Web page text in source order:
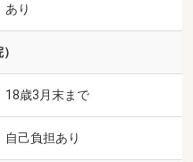
あり
18歳3月末まで
自己負担あり